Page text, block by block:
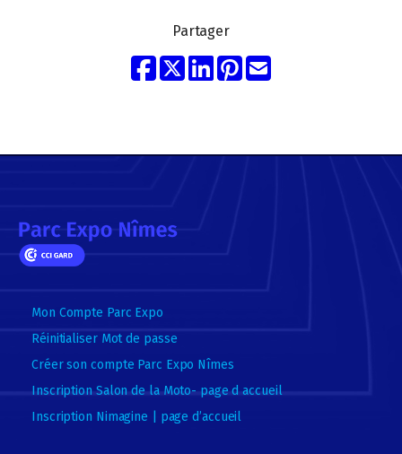
Partager
Mon Compte Parc Expo
Réinitialiser Mot de passe
Créer son compte Parc Expo Nîmes
Inscription Salon de la Moto- page d accueil
Inscription Nimagine | page d’accueil